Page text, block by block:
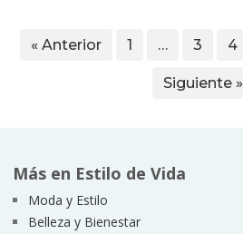
« Anterior 1 … 3 4
Siguiente »
Más en Estilo de Vida
Moda y Estilo
Belleza y Bienestar